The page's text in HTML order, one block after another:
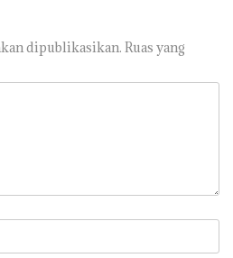
dipublikasikan. Ruas yang